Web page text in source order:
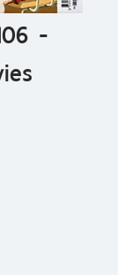
-